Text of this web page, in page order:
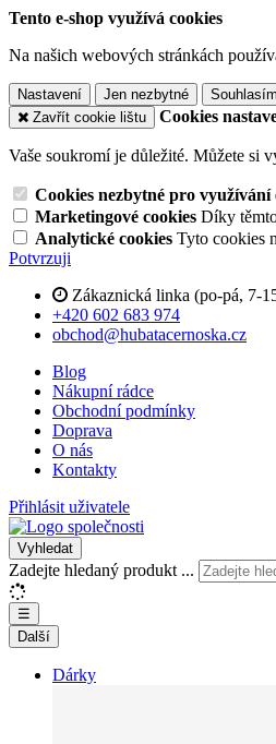
Tento e-shop využívá cookies
Na našich webových stránkách
Nastavení Jen nezbytné
Souhlasím
Zavřít cookie lištu
Cookies
Vaše soukromí je důležité. Můžete si
Cookies nezbytné pro využívání
Marketingové cookies Díky
Analytické cookies Tyto cookies
Potvrzuji
Zákaznická linka (po-pá, 7-
+420 602 683 974
obchod@hubatacernoska.cz
Blog
Nákupní rádce
Obchodní podmínky
Doprava
O nás
Kontakty
Přihlásit uživatele
Vyhledat
Zadejte hledaný produkt ...
☰
Další
Dárky